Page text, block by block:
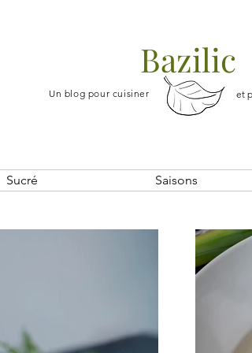
Un blog pour cuisiner
Bazilic
et
Sucré Saisons